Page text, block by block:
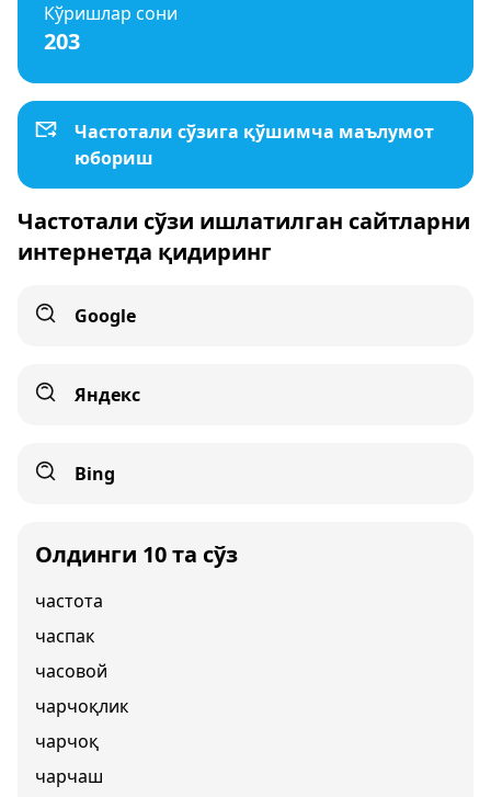
Кўришлар сони
203
Частотали сўзига қўшимча маълумот
юбориш
Частотали сўзи ишлатилган сайтларни
интернетда қидиринг
Google
Яндекс
Bing
Олдинги 10 та сўз
частота
часпак
часовой
чарчоқлик
чарчоқ
чарчаш